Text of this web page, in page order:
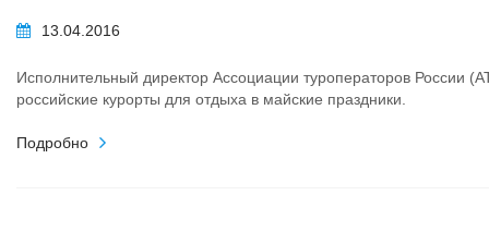
13.04.2016
Исполнительный директор Ассоциации туроператоров России
российские курорты для отдыха в майские праздники.
Подробно